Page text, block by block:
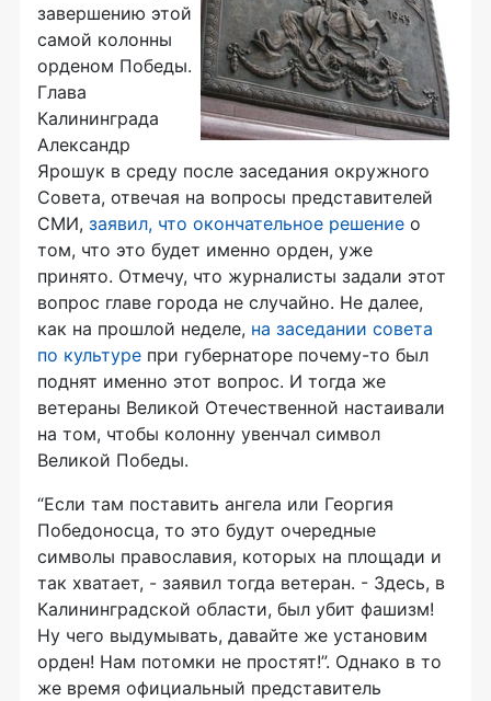
завершению этой
самой колонны
орденом Победы.
Глава
Калининграда
Александр
Ярошук в среду после заседания окружного
Совета, отвечая на вопросы представителей
СМИ, заявил, что окончательное решение о
том, что это будет именно орден, уже
принято. Отмечу, что журналисты задали этот
вопрос главе города не случайно. Не далее,
как на прошлой неделе, на заседании совета
по культуре при губернаторе почему-то был
поднят именно этот вопрос. И тогда же
ветераны Великой Отечественной настаивали
на том, чтобы колонну увенчал символ
Великой Победы.
“Если там поставить ангела или Георгия
Победоносца, то это будут очередные
символы православия, которых на площади и
так хватает, - заявил тогда ветеран. - Здесь, в
Калининградской области, был убит фашизм!
Ну чего выдумывать, давайте же установим
орден! Нам потомки не простят!”. Однако в то
же время официальный представитель